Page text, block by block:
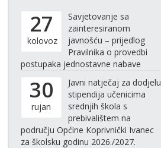
27
kolovoz
Savjetovanje sa
zainteresiranom
javnošću – prijedlog
Pravilnika o provedbi
postupaka jednostavne nabave
30
rujan
Javni natječaj za dodjelu
stipendija učenicima
srednjih škola s
prebivalištem na
području Općine Koprivnički Ivanec
za školsku godinu 2026./2027.